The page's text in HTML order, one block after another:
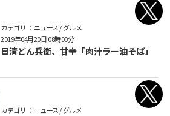
カテゴリ： ニュース / グルメ
日清どん兵衛、甘辛「肉汁ラー油そば」
2019年04月20日 08時00分
カテゴリ： ニュース / グルメ